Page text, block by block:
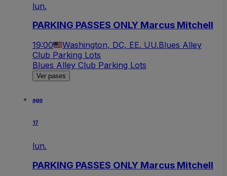
lun.
PARKING PASSES ONLY Marcus Mitchell
19:00 Washington, DC, EE. UU.Blues Alley
Club Parking Lots
Blues Alley Club Parking Lots
Ver pases
ago
17
lun.
PARKING PASSES ONLY Marcus Mitchell